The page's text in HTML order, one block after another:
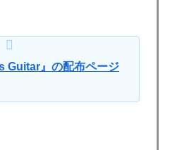
Guitar』の配布ページ